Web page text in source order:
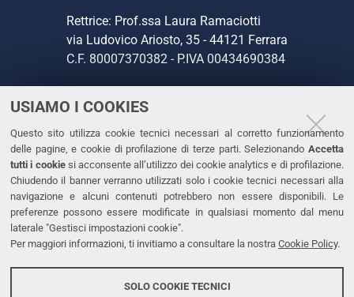
USIAMO I COOKIES
Questo sito utilizza cookie tecnici necessari al corretto funzionamento
delle pagine, e cookie di profilazione di terze parti. Selezionando Accetta
tutti i cookiesi acconsente all’utilizzo dei cookie analytics e di profilazione.
Chiudendo il banner verranno utilizzati solo i cookie tecnici necessari alla
navigazione e alcuni contenuti potrebbero non essere disponibili. Le
preferenze possono essere modificate in qualsiasi momento dal menu
laterale "Gestisci impostazioni cookie".
Per maggiori informazioni, ti invitiamo a consultare la nostra Cookie Policy.
SOLO COOKIE TECNICI
Rettrice: Prof.ssa Laura Ramaciotti
via Ludovico Ariosto, 35 - 44121 Ferrara
C.F. 80007370382 - P.IVA 00434690384
CONTATTI
Tel. +39 0532 293111
Fax. +39 0532 293031
PEC
LINKS
Dichiarazione di accessibilità